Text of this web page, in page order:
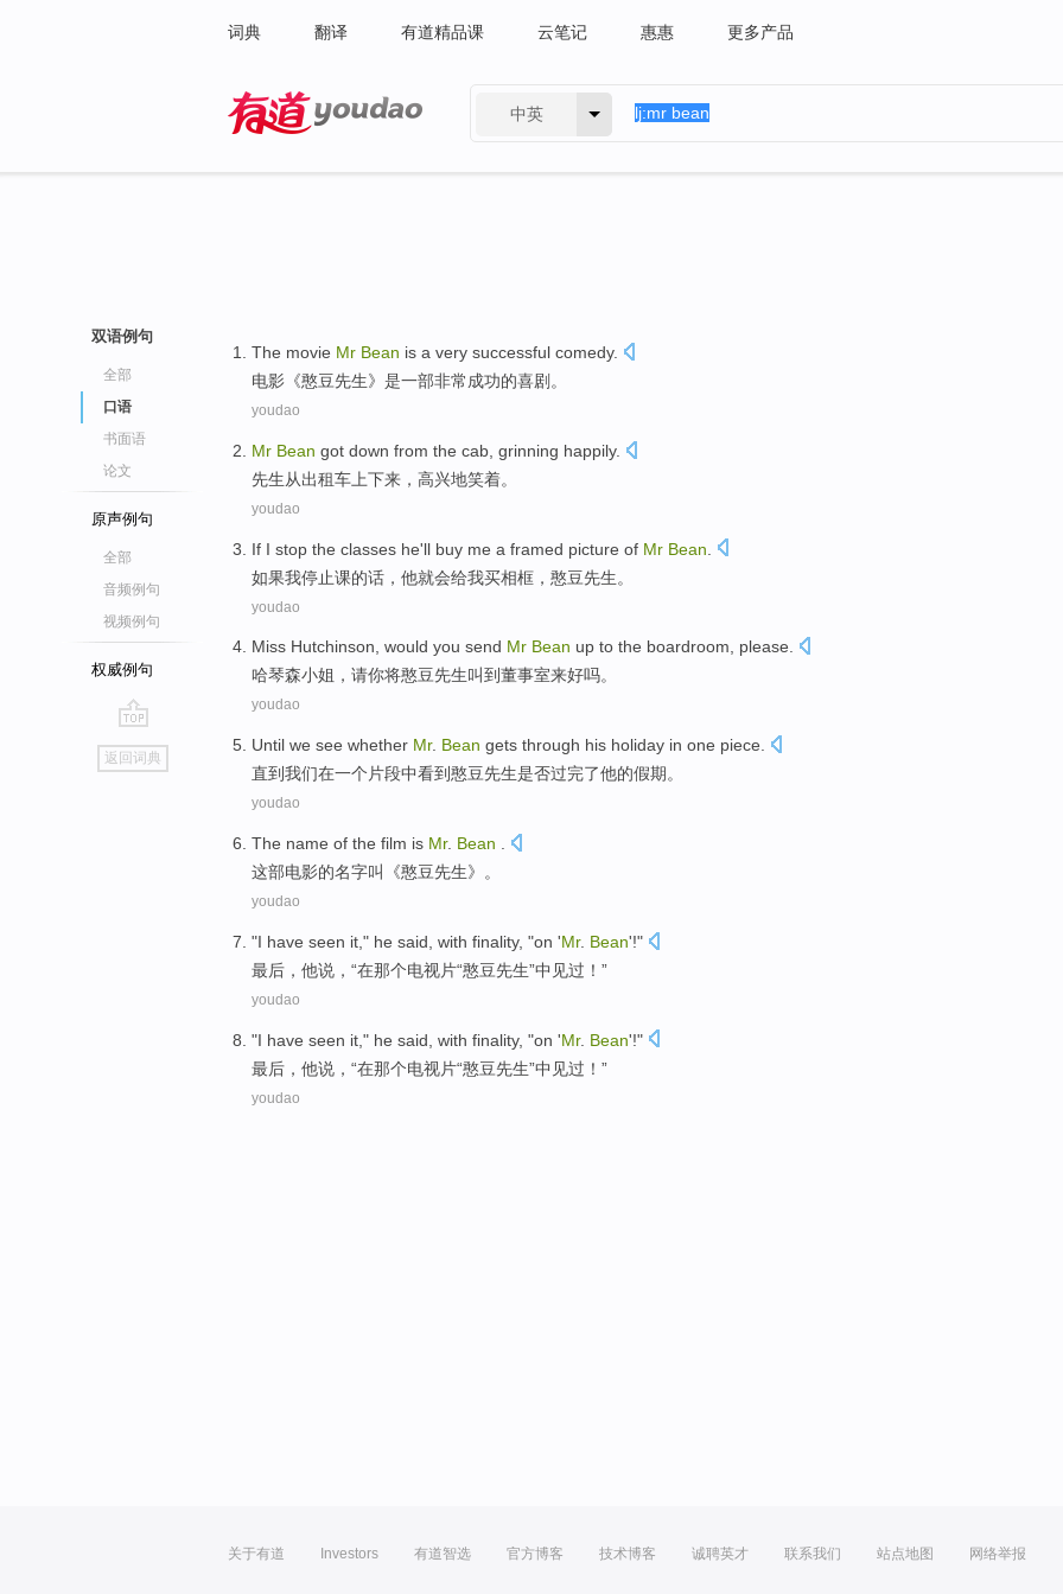
词典 翻译 有道精品课 云笔记 惠惠 更多产品
中英
双语例句
全部
口语
书面语
论文
原声例句
全部
音频例句
视频例句
权威例句
go
top
返回词典
The movie Mr Bean is a very successful comedy.
电影 《憨豆先生》 是一部非常成功的喜剧 。
youdao
Mr Bean got down from the cab grinning happily.
先生从出租车 上下来 ，高兴地笑着。
youdao
If I stop the classes he'll buy me a framed picture of Mr Bean
如果我停止课的话 ， 他就会给我买相框 ， 憨豆先生。
youdao
Miss Hutchinson, would you send Mr Bean up to the boardroom, please.
哈琴森小姐 ， 请你将憨豆先生叫到董事室来好吗。
youdao
Until we see whether Mr. Bean gets through his holiday in one piece
直到我们在一个片段中看到憨豆先生是否过完了他的假期。
youdao
The name of the film is Mr. Bean
这部电影的名字叫 《憨豆先生》。
youdao
"I have seen it ," he said with finality, "on 'Mr. Bean'!"
最后， 他说 ，“在那个电视片“憨豆先生”中 见过！”
youdao
"I have seen it ," he said with finality, "on 'Mr. Bean'!"
最后， 他说 ，“在那个电视片“憨豆先生”中 见过！”
youdao
关于有道 Investors 有道智选 官方博客 技术博客 诚聘英才 联系我们 站点地图 网络举报